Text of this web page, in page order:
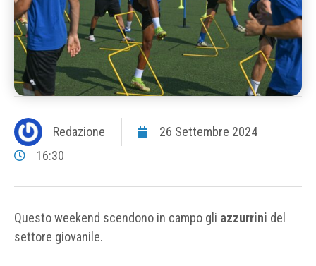
Redazione
26 Settembre 2024
16:30
Questo weekend scendono in campo gli azzurrini del
settore giovanile.